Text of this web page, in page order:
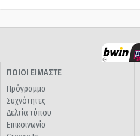
ΠΟΙΟΙ ΕΙΜΑΣΤΕ
Πρόγραμμα
Συχνότητες
Δελτία τύπου
Επικοινωνία